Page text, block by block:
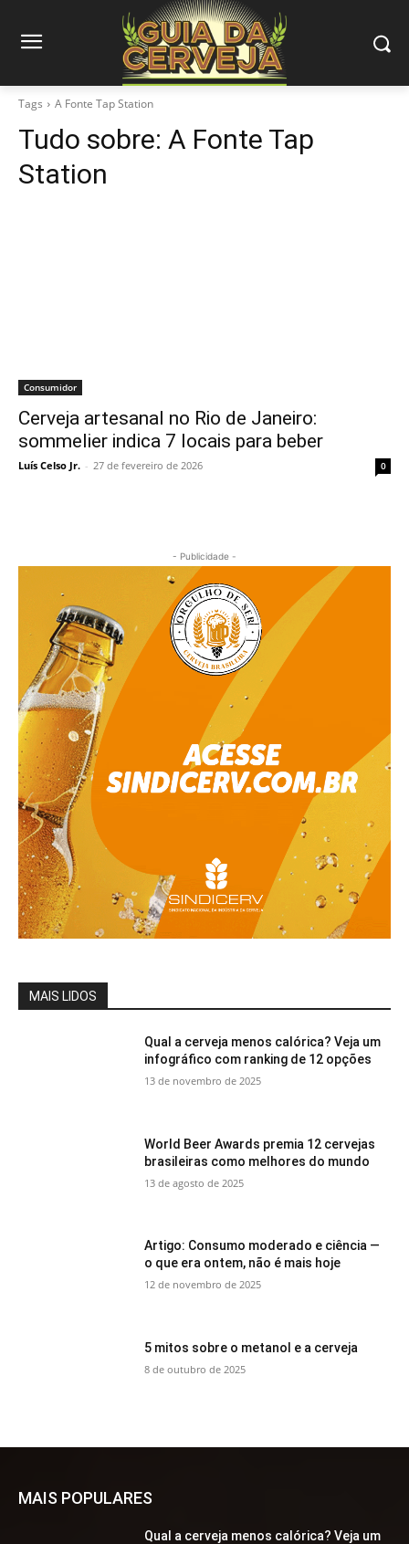
Tags A Fonte Tap Station
Tudo sobre: A Fonte Tap
Station
Consumidor
Cerveja artesanal no Rio de Janeiro:
sommelier indica 7 locais para beber
Luís Celso Jr. - 27 de fevereiro de 2026 0
- Publicidade -
MAIS LIDOS
Qual a cerveja menos calórica? Veja um
infográfico com ranking de 12 opções
13 de novembro de 2025
World Beer Awards premia 12 cervejas
brasileiras como melhores do mundo
13 de agosto de 2025
Artigo: Consumo moderado e ciência —
o que era ontem, não é mais hoje
12 de novembro de 2025
5 mitos sobre o metanol e a cerveja
8 de outubro de 2025
MAIS POPULARES
Qual a cerveja menos calórica? Veja um